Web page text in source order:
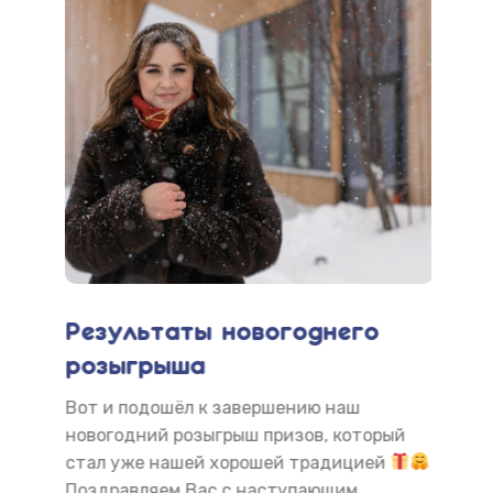
Результаты новогоднего
розыгрыша
Вот и подошёл к завершению наш
новогодний розыгрыш призов, который
стал уже нашей хорошей традицией